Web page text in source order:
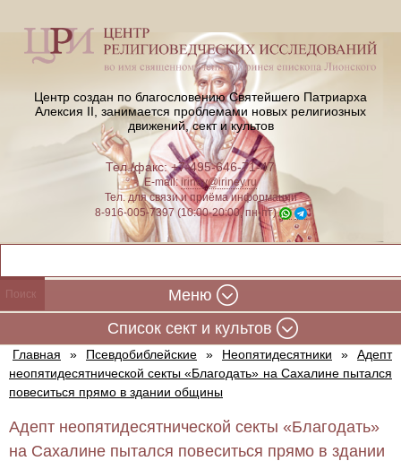
Центр создан по благословению Святейшего Патриарха
Алексия II, занимается проблемами новых религиозных
движений, сект и культов
Тел./факс: +7-495-646-71-47
E-mail:iriney@iriney.ru
Тел. для связи и приёма информации
8-916-005-7397 (10:00-20:00, пн-пт)
Меню
Cписок сект и культов
Главная » Псевдобиблейские » Неопятидесятники »
Адепт
неопятидесятнической секты «Благодать» на Сахалине пытался
повеситься прямо в здании общины
Адепт неопятидесятнической секты «Благодать»
на Сахалине пытался повеситься прямо в здании